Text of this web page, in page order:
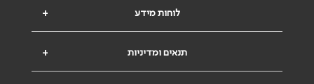
+ לוחות מידע
+ תנאים ומדיניות